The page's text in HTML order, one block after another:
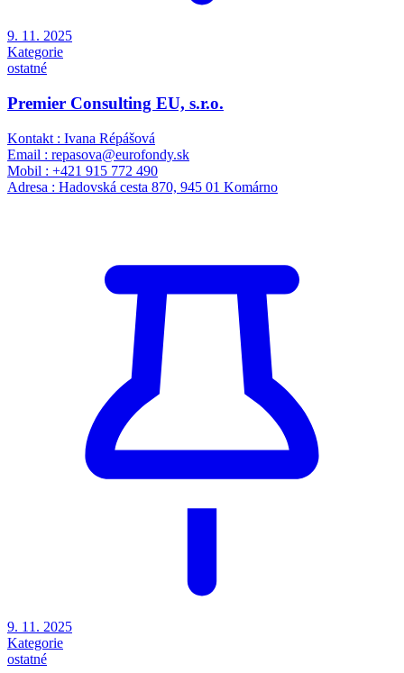
9. 11. 2025
Kategorie
ostatné
Premier Consulting EU, s.r.o.
Kontakt : Ivana Répášová
Email : repasova@eurofondy.sk
Mobil : +421 915 772 490
Adresa : Hadovská cesta 870, 945 01 Komárno
9. 11. 2025
Kategorie
ostatné